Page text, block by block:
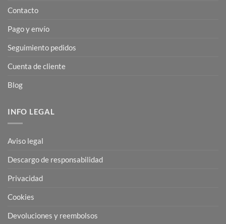
Contacto
Pago y envío
Seguimiento pedidos
Cuenta de cliente
Blog
INFO LEGAL
Aviso legal
Descargo de responsabilidad
Privacidad
Cookies
Devoluciones y reembolsos